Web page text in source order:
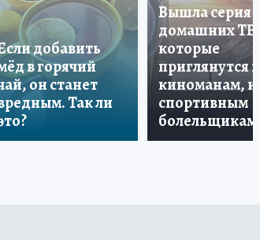
добавить
в горячий
он станет
Так ли
Вышла серия
домашних ТВ,
которые
приглянутся и
киноманам, и
спортивным
болельщикам